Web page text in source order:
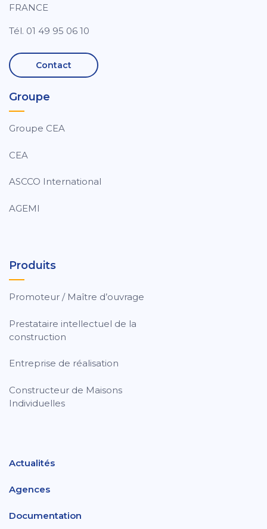
FRANCE
Tél. 01 49 95 06 10
Contact
Groupe
Groupe CEA
CEA
ASCCO International
AGEMI
Produits
Promoteur / Maître d’ouvrage
Prestataire intellectuel de la
construction
Entreprise de réalisation
Constructeur de Maisons
Individuelles
Actualités
Agences
Documentation